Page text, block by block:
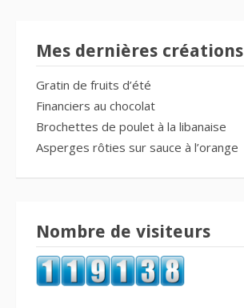
Mes dernières créations
Gratin de fruits d’été
Financiers au chocolat
Brochettes de poulet à la libanaise
Asperges rôties sur sauce à l’orange
Nombre de visiteurs